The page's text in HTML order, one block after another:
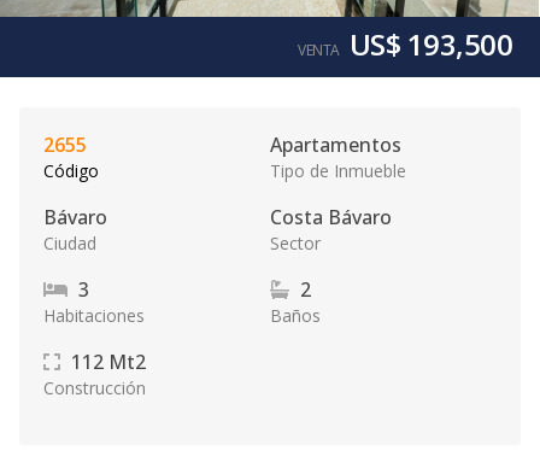
VENTA US$ 193,500
2655
Código
Apartamentos
Tipo de Inmueble
Bávaro
Ciudad
Costa Bávaro
Sector
3
Habitaciones
2
Baños
112 Mt2
Construcción